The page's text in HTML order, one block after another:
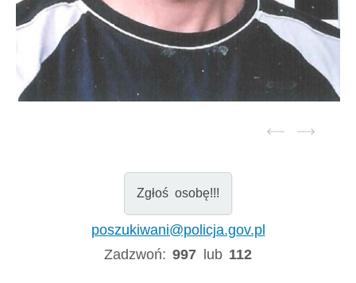
Zgłoś osobę!!!
poszukiwani@policja.gov.pl
Zadzwoń:997 lub 112